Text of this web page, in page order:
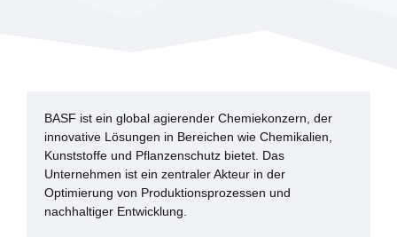
BASF ist ein global agierender Chemiekonzern, der
innovative Lösungen in Bereichen wie Chemikalien,
Kunststoffe und Pflanzenschutz bietet. Das
Unternehmen ist ein zentraler Akteur in der
Optimierung von Produktionsprozessen und
nachhaltiger Entwicklung.